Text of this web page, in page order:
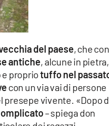
del paese, che
antiche, alcune in pietra,
propriotuffo nel
con un via vai di persone
presepe vivente. «Dopo
– spiega don